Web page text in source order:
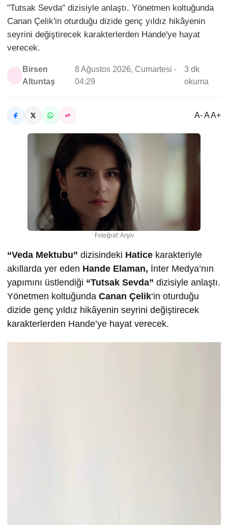
"Tutsak Sevda" dizisiyle anlaştı. Yönetmen koltuğunda
Canan Çelik'in oturduğu dizide genç yıldız hikâyenin
seyrini değiştirecek karakterlerden Hande'ye hayat
verecek.
Birsen
Altuntaş
8 Ağustos 2026, Cumartesi -
04:29
3 dk
okuma
A- A A+
Fotoğraf: Arşiv
“Veda Mektubu” dizisindeki Hatice karakteriyle
akıllarda yer eden Hande Elaman, İnter Medya’nın
yapımını üstlendiği “Tutsak Sevda” dizisiyle anlaştı.
Yönetmen koltuğunda Canan Çelik‘in oturduğu
dizide genç yıldız hikâyenin seyrini değiştirecek
karakterlerden Hande’ye hayat verecek.